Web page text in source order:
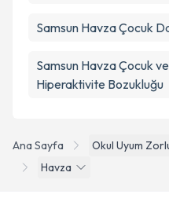
Ana Sayfa Okul Uyum
Havza
Samsun Havza Çocuk
Samsun Havza Çocuk
Hiperaktivite Bozukluğu